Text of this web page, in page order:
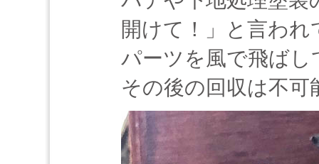
開けて！」と言わ
パーツを風で飛ば
その後の回収は不可